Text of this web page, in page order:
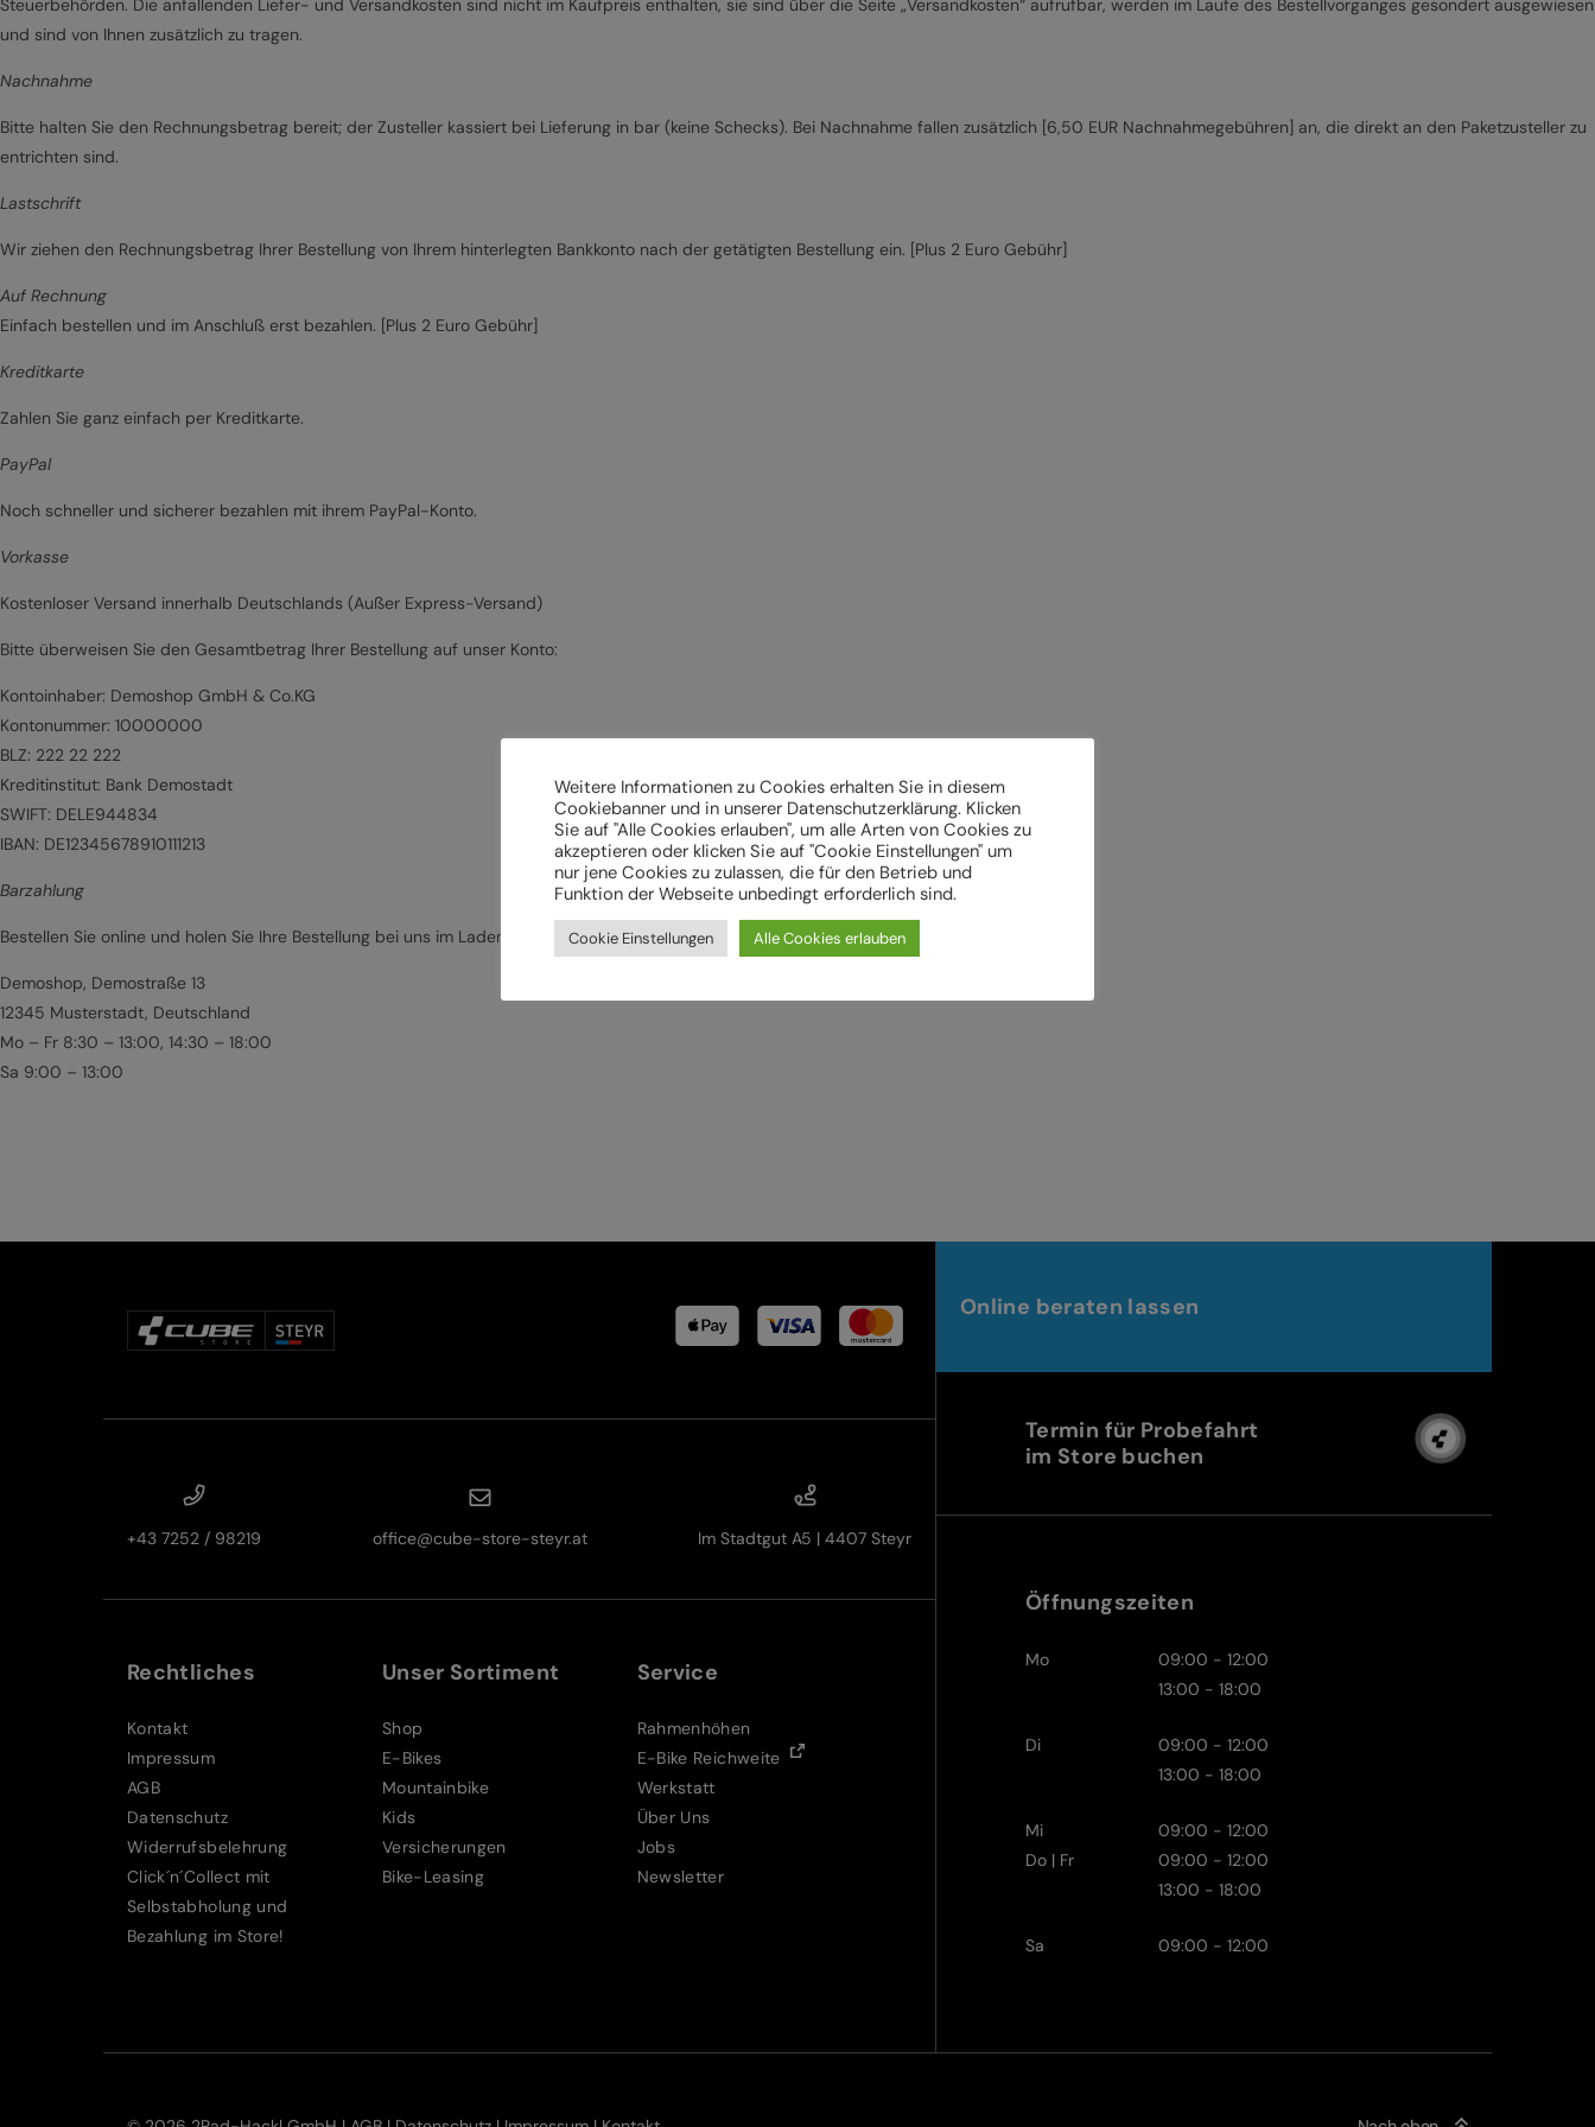
Steuerbehörden. Die anfallenden Liefer- und Versandkosten sind nicht im Kaufpreis enthalten, sie sind über die Seite „Versandkosten“ aufrufbar, werden im Laufe des Bestellvorganges gesondert ausgewiesen
und sind von Ihnen zusätzlich zu tragen.
Nachnahme
Bitte halten Sie den Rechnungsbetrag bereit; der Zusteller kassiert bei Lieferung in bar (keine Schecks). Bei Nachnahme fallen zusätzlich [6,50 EUR Nachnahmegebühren] an, die direkt an den Paketzusteller zu
entrichten sind.
Lastschrift
Wir ziehen den Rechnungsbetrag Ihrer Bestellung von Ihrem hinterlegten Bankkonto nach der getätigten Bestellung ein. [Plus 2 Euro Gebühr]
Auf Rechnung
Einfach bestellen und im Anschluß erst bezahlen. [Plus 2 Euro Gebühr]
Kreditkarte
Zahlen Sie ganz einfach per Kreditkarte.
PayPal
Noch schneller und sicherer bezahlen mit ihrem PayPal-Konto.
Vorkasse
Kostenloser Versand innerhalb Deutschlands (Außer Express-Versand)
Bitte überweisen Sie den Gesamtbetrag Ihrer Bestellung auf unser Konto:
Kontoinhaber: Demoshop GmbH & Co.KG
Kontonummer: 10000000
BLZ: 222 22 222
Kreditinstitut: Bank Demostadt
SWIFT: DELE944834
IBAN: DE12345678910111213
Barzahlung
Bestellen Sie online und holen Sie Ihre Bestellung bei uns im Laden einfach ab:
Demoshop, Demostraße 13
12345 Musterstadt, Deutschland
Mo – Fr 8:30 – 13:00, 14:30 – 18:00
Sa 9:00 – 13:00
+43 7252 / 98219 office@cube-store-steyr.at Im Stadtgut A5 | 4407 Steyr
Rechtliches
Kontakt
Impressum
AGB
Datenschutz
Widerrufsbelehrung
Click´n´Collect mit
Selbstabholung und
Bezahlung im Store!
Unser Sortiment
Shop
E-Bikes
Mountainbike
Kids
Versicherungen
Bike-Leasing
Service
Rahmenhöhen
E-Bike Reichweite
Werkstatt
Über Uns
Jobs
Newsletter
Online beraten lassen
Termin für Probefahrt
im Store buchen
Öffnungszeiten
Mo
09:00 - 12:00
13:00 - 18:00
Di
09:00 - 12:00
13:00 - 18:00
Mi
09:00 - 12:00
Do | Fr
09:00 - 12:00
13:00 - 18:00
Sa 09:00 - 12:00
Weitere Informationen zu Cookies erhalten Sie in diesem
Cookiebanner und in unserer Datenschutzerklärung. Klicken
Sie auf "Alle Cookies erlauben", um alle Arten von Cookies zu
akzeptieren oder klicken Sie auf "Cookie Einstellungen" um
nur jene Cookies zu zulassen, die für den Betrieb und
Funktion der Webseite unbedingt erforderlich sind.
Cookie Einstellungen Alle Cookies erlauben